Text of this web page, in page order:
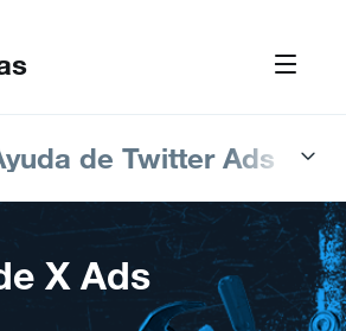
de Twitter Ads
X Ads